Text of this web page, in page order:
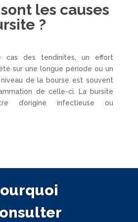
les causes
?
cas des tendinites, un effort
sur une longue période ou un
de la bourse est souvent
de celle-ci. La bursite
d’origine infectieuse ou